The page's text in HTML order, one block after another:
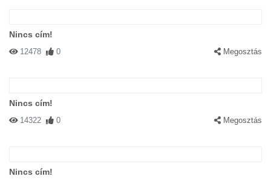
Nincs cím!
12478 0 Megosztás
Nincs cím!
14322 0 Megosztás
Nincs cím!